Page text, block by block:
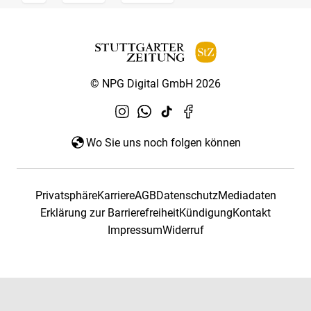
© NPG Digital GmbH 2026
Wo Sie uns noch folgen können
PrivatsphäreKarriereAGBDatenschutzMediadaten
Erklärung zur BarrierefreiheitKündigungKontakt
ImpressumWiderruf